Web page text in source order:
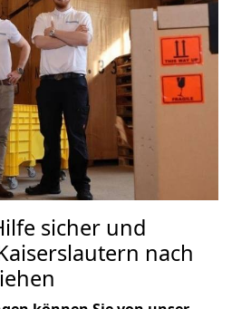
sicher und
nach